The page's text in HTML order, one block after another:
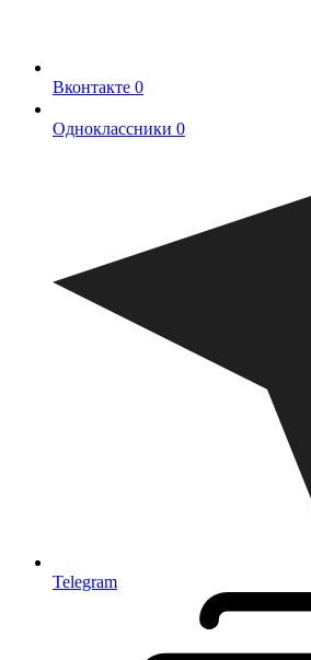
Вконтакте 0
Одноклассники 0
Telegram